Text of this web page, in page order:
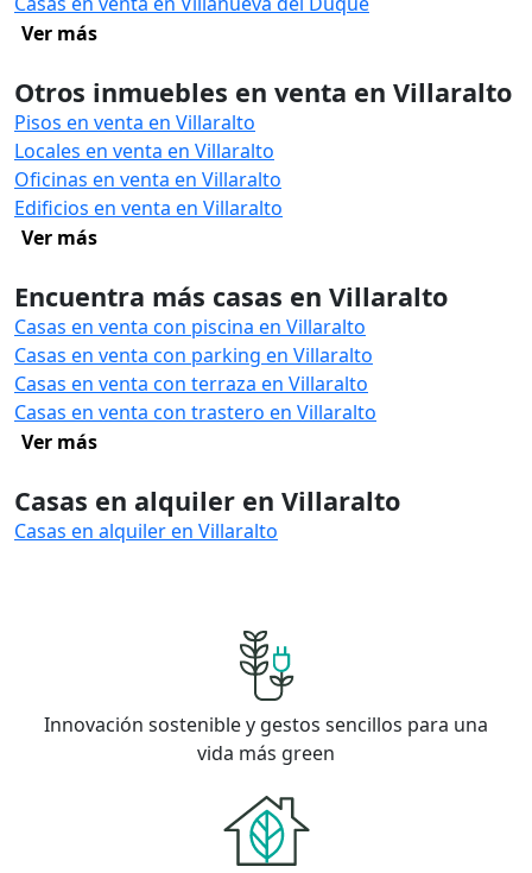
Ver más
Otros inmuebles en venta en Villaralto
Pisos en venta en Villaralto
Locales en venta en Villaralto
Oficinas en venta en Villaralto
Edificios en venta en Villaralto
Ver más
Encuentra más casas en Villaralto
Casas en venta con piscina en Villaralto
Casas en venta con parking en Villaralto
Casas en venta con terraza en Villaralto
Casas en venta con trastero en Villaralto
Ver más
Casas en alquiler en Villaralto
Casas en alquiler en Villaralto
Innovación sostenible y gestos sencillos para una
vida más green